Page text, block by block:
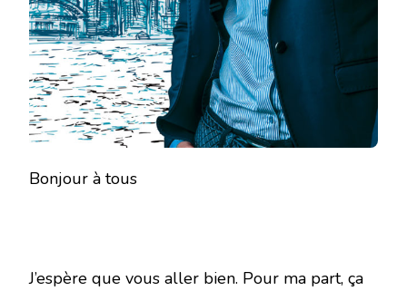
Bonjour à tous
J’espère que vous aller bien. Pour ma part, ça